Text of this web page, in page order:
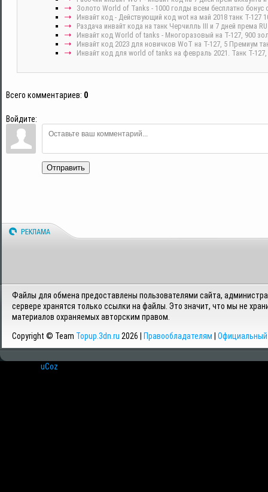
Золото World of Tanks - 1000 голды всем бесплатно бонус
Инвайт код - Действующий код wot на май 2018 танк Т-127
Раздача инвайт кода на танк Черчилль III и 7 дней према
Инвайт код World of tanks - Многоразовый на Т-127, 900
Инвайт код 2023 для новичков WoT на Т-127, 5 Премиум
Инвайт код для world of tanks на февраль 2021. Танк Т-
Всего комментариев: 0
Войдите:
Отправить
Файлы для обмена предоставлены пользователями сайта,
сервере хранятся только ссылки на файлы. Это значит, что мы не
материалов охраняемых авторским правом.
Copyright © Team Topup.3dn.ru 2026 | Правообладателям Официальный
uCoz